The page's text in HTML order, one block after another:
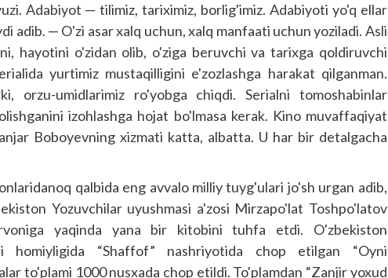
Adabiyot — tilimiz, tariximiz, borlig'imiz. Adabiyoti yo'q ellar
adib. — O'zi asar xalq uchun, xalq manfaati uchun yoziladi. Asli
hayotini o'zidan olib, o'ziga beruvchi va tarixga qoldiruvchi
yurtimiz mustaqilligini e'zozlashga harakat qilganman.
orzu-umidlarimiz ro'yobga chiqdi. Serialni tomoshabinlar
izohlashga hojat bo'lmasa kerak. Kino muvaffaqiyat
Boboyevning xizmati katta, albatta. U har bir detalgacha
qalbida eng avvalo milliy tuyg'ulari jo'sh urgan adib,
Yozuvchilar uyushmasi a'zosi Mirzapo'lat Toshpo'latov
yaqinda yana bir kitobini tuhfa etdi. O'zbekiston
homiyligida “Shaffof” nashriyotida chop etilgan “Oyni
to'plami 1000 nusxada chop etildi. To'plamdan “Zanjir yoxud